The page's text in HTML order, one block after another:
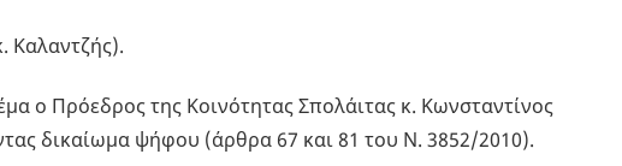
Καλαντζής).
ο Πρόεδρος της Κοινότητας Σπολάιτας κ. Κωνσταντίνος
δικαίωμα ψήφου (άρθρα 67 και 81 του Ν. 3852/2010).